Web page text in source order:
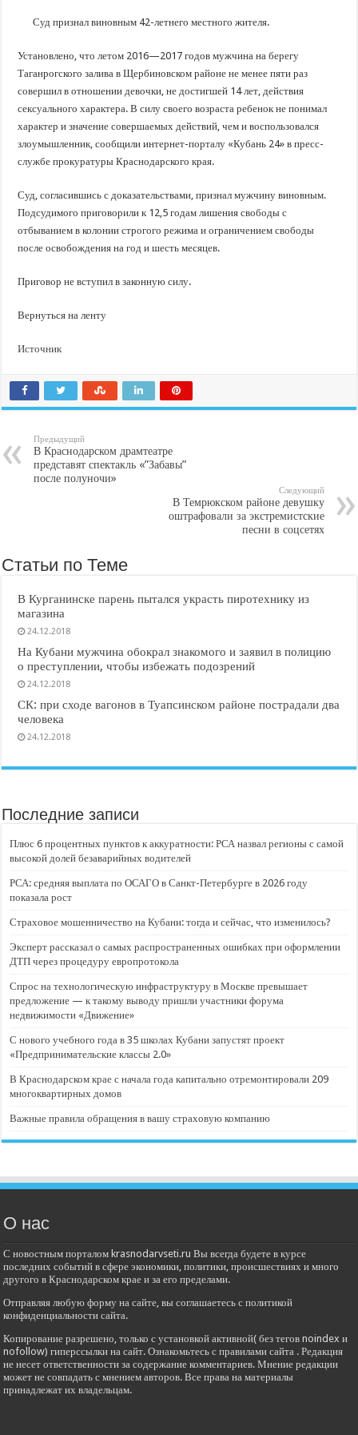
Важные правила обращения в вашу страховую компанию
В городах и районах Кубани отметили День России
Стартовал прием заявок на 20-й юбилейный молодежный форум «Регион 93»
Суд признал виновным 42-летнего местного жителя.
Установлено, что летом 2016—2017 годов мужчина на берегу
Таганрогского залива в Щербиновском районе не менее пяти раз
совершил в отношении девочки, не достигшей 14 лет, действия
сексуального характера. В силу своего возраста ребенок не понимал
характер и значение совершаемых действий, чем и воспользовался
злоумышленник, сообщили интернет-порталу «Кубань 24» в пресс-
службе прокуратуры Краснодарского края.
Суд, согласившись с доказательствами, признал мужчину виновным.
Подсудимого приговорили к 12,5 годам лишения свободы с
отбыванием в колонии строгого режима и ограничением свободы
после освобождения на год и шесть месяцев.
Приговор не вступил в законную силу.
Вернуться на ленту
Источник
Предыдущий
В Краснодарском драмтеатре
представят спектакль «”Забавы”
после полуночи»
Следующий
В Темрюкском районе девушку
оштрафовали за экстремистские
песни в соцсетях
Статьи по Теме
В Курганинске парень пытался украсть пиротехнику из
магазина
24.12.2018
На Кубани мужчина обокрал знакомого и заявил в полицию
о преступлении, чтобы избежать подозрений
24.12.2018
СК: при сходе вагонов в Туапсинском районе пострадали два
человека
24.12.2018
Последние записи
Плюс 6 процентных пунктов к аккуратности: РСА назвал регионы с самой
высокой долей безаварийных водителей
РСА: средняя выплата по ОСАГО в Санкт-Петербурге в 2026 году
показала рост
Страховое мошенничество на Кубани: тогда и сейчас, что изменилось?
Эксперт рассказал о самых распространенных ошибках при оформлении
ДТП через процедуру европротокола
Спрос на технологическую инфраструктуру в Москве превышает
предложение — к такому выводу пришли участники форума
недвижимости «Движение»
С нового учебного года в 35 школах Кубани запустят проект
«Предпринимательские классы 2.0»
В Краснодарском крае с начала года капитально отремонтировали 209
многоквартирных домов
Важные правила обращения в вашу страховую компанию
О нас
С новостным порталом krasnodarvseti.ru Вы всегда будете в курсе
последних событий в сфере экономики, политики, происшествиях и много
другого в Краснодарском крае и за его пределами.
Отправляя любую форму на сайте, вы соглашаетесь с политикой
конфиденциальности сайта.
Копирование разрешено, только с установкой активной( без тегов noindex и
nofollow) гиперссылки на сайт. Ознакомьтесь с правилами сайта . Редакция
не несет ответственности за содержание комментариев. Мнение редакции
может не совпадать с мнением авторов. Все права на материалы
принадлежат их владельцам.